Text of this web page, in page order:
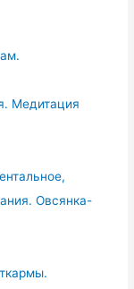
Медитация
Овсянка-